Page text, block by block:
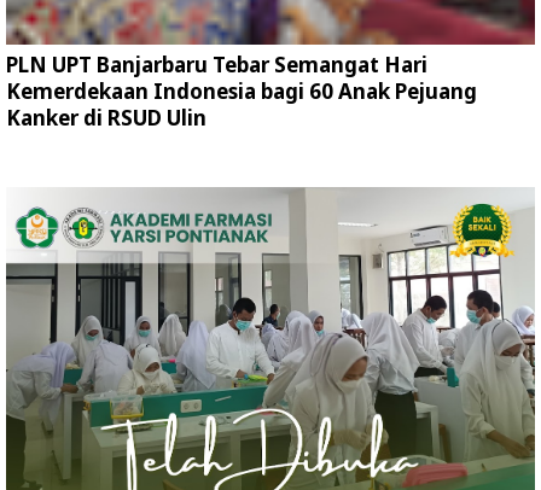
PLN UPT Banjarbaru Tebar Semangat Hari
Kemerdekaan Indonesia bagi 60 Anak Pejuang
Kanker di RSUD Ulin